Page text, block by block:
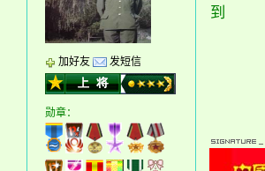
加好友 发短信
勋章：
到